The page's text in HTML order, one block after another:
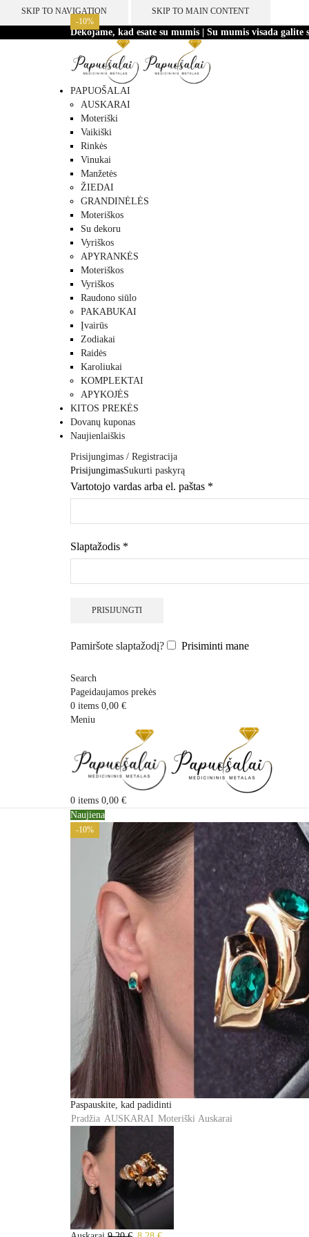
SKIP TO NAVIGATION SKIP TO MAIN CONTENT
Dėkojame, kad esate su mumis | Su mumis visada
PAPUOŠALAI
AUSKARAI
Moteriški
Vaikiški
Rinkės
Vinukai
Manžetės
ŽIEDAI
GRANDINĖLĖS
Moteriškos
Su dekoru
Vyriškos
APYRANKĖS
Moteriškos
Vyriškos
Raudono siūlo
PAKABUKAI
Įvairūs
Zodiakai
Raidės
Karoliukai
KOMPLEKTAI
APYKOJĖS
KITOS PREKĖS
Dovanų kuponas
Naujienlaiškis
Prisijungimas / Registracija
PrisijungimasSukurti paskyrą
Vartotojo vardas arba el. paštas *
Slaptažodis *
PRISIJUNGTI
Pamiršote slaptažodį? Prisiminti mane
Search
Pageidaujamos prekės
0 items 0,00 €
Meniu
0 items 0,00 €
-10%
Naujiena
Paspauskite, kad padidinti
Pradžia AUSKARAI Moteriški Auskarai
-10%
-10%
-10%
-10%
-10%
-10%
-10%
-10%